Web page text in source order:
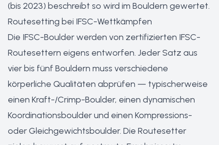
(bis 2023) beschreibt so wird im Bouldern gewertet.
Routesetting bei IFSC-Wettkämpfen
Die IFSC-Boulder werden von zertifizierten IFSC-
Routesettern eigens entworfen. Jeder Satz aus
vier bis fünf Bouldern muss verschiedene
körperliche Qualitäten abprüfen — typischerweise
einen Kraft-/Crimp-Boulder, einen dynamischen
Koordinationsboulder und einen Kompressions-
oder Gleichgewichtsboulder. Die Routesetter